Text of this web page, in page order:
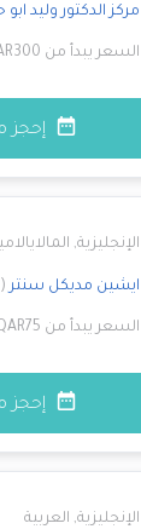
مركز الدكتور وليد
السعر يبدأ من
إحجز
الإنجليزية,
ايشين مديكل سنتر (
السعر يبدأ من
إحجز
الإنجليزية, العربية